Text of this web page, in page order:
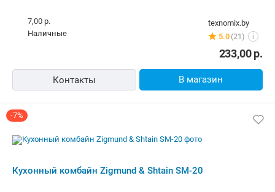
texnomix.by
5.0 (21) i
7,00 р.
наличные
233,00р.
Контакты В магазин
-7%
Кухонный комбайн Zigmund & Shtain SM-20